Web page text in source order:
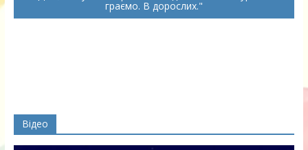
граємо. В дорослих.
Відео